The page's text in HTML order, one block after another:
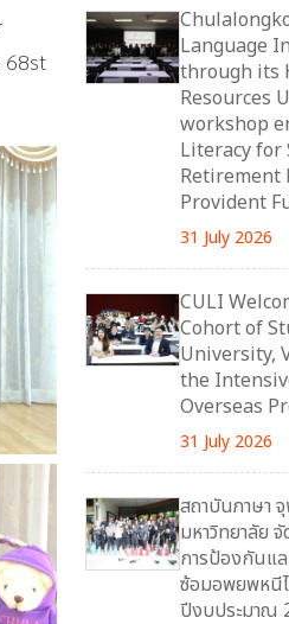
68st
Language
through its
Resources
workshop
Literacy for
Retirement
Provident
31 July 2026
CULI
Cohort of
University,
the
Overseas
31 July 2026
สถาบันภาษา
มหาวิทยาลัย
การป้องกันแ
ซ้อมอพยพหนีไ
ปีงบประมาณ